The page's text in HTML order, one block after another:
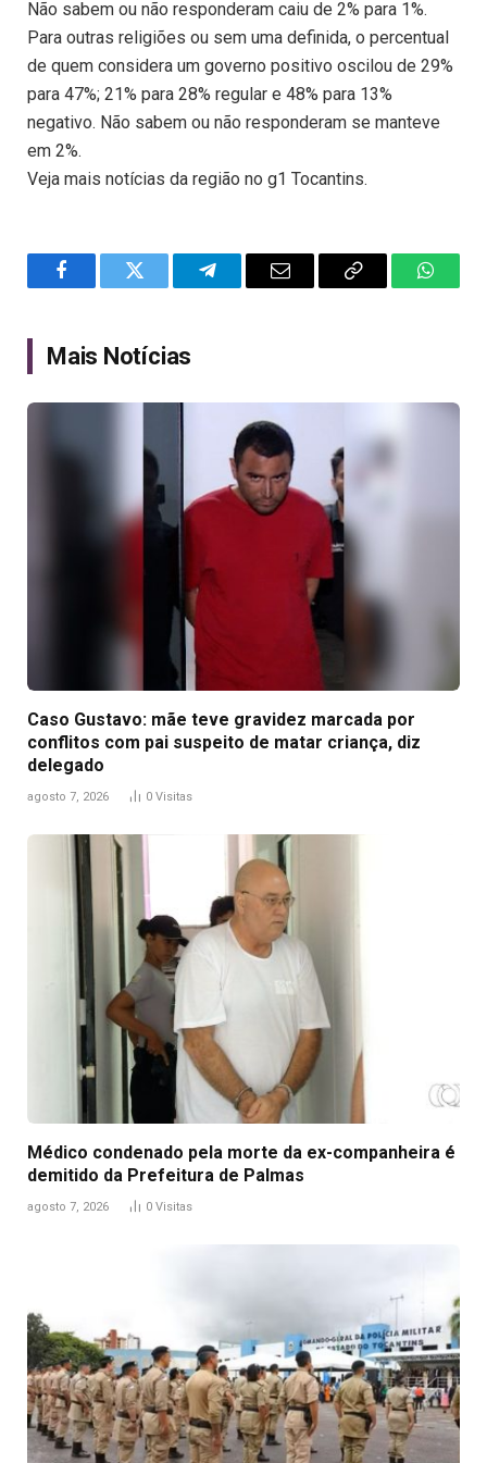
Não sabem ou não responderam caiu de 2% para 1%.
Para outras religiões ou sem uma definida, o percentual
de quem considera um governo positivo oscilou de 29%
para 47%; 21% para 28% regular e 48% para 13%
negativo. Não sabem ou não responderam se manteve
em 2%.
Veja mais notícias da região no g1 Tocantins.
FacebookTwitter TelegramEmail
Copy
Mais Notícias
Caso Gustavo: mãe teve gravidez marcada por
conflitos com pai suspeito de matar criança, diz
delegado
agosto 7, 2026 0 Visitas
Médico condenado pela morte da ex-companheira é
demitido da Prefeitura de Palmas
agosto 7, 2026 0 Visitas